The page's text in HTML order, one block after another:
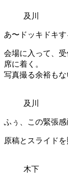
及川
あ〜ドッキドキす
会場に入って、
席に着く。
写真撮る余裕もな
及川
ふぅ、この緊張
原稿とスライド
木下